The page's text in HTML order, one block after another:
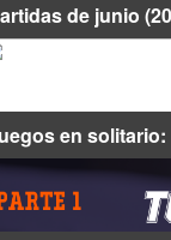
de junio
en solitario: